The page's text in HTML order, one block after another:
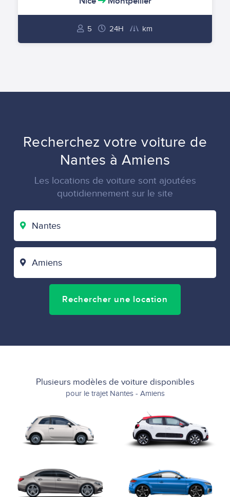
5 24H km
Recherchez votre voiture de
Nantes à Amiens
Les locations de voiture sont ajoutées
quotidiennement sur le site
Rechercher une location
Plusieurs modèles de voiture disponibles
pour le trajet Nantes - Amiens